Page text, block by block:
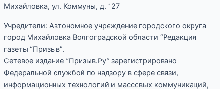
Михайловка, ул. Коммуны, д. 127
Учредители: Автономное учреждение городского округа
город Михайловка Волгоградской области “Редакция
газеты “Призыв”.
Сетевое издание “Призыв.Ру” зарегистрировано
Федеральной службой по надзору в сфере связи,
информационных технологий и массовых коммуникаций,